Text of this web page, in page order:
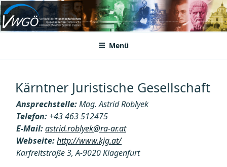
Zum
Inhalt
springenVWGÖ
Federation of Austrian Scientific Societies
Menü
Kärntner Juristische Gesellschaft
Ansprechstelle:Mag. Astrid Roblyek
Telefon: +43 463 512475
E-Mail:astrid.roblyek@ra-ar.at
Webseite:http://www.kjg.at/
Karfreitstraße 3, A-9020 Klagenfurt